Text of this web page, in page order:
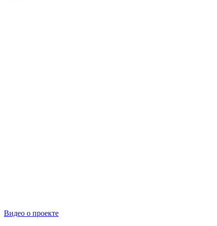
Видео о проекте